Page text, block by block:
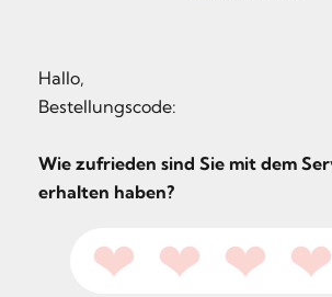
Hallo,
Bestellungscode:
Wie zufrieden sind Sie mit dem
erhalten haben?
❤
❤
❤
❤